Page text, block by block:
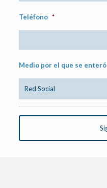
Teléfono *
Medio por el que se enteró